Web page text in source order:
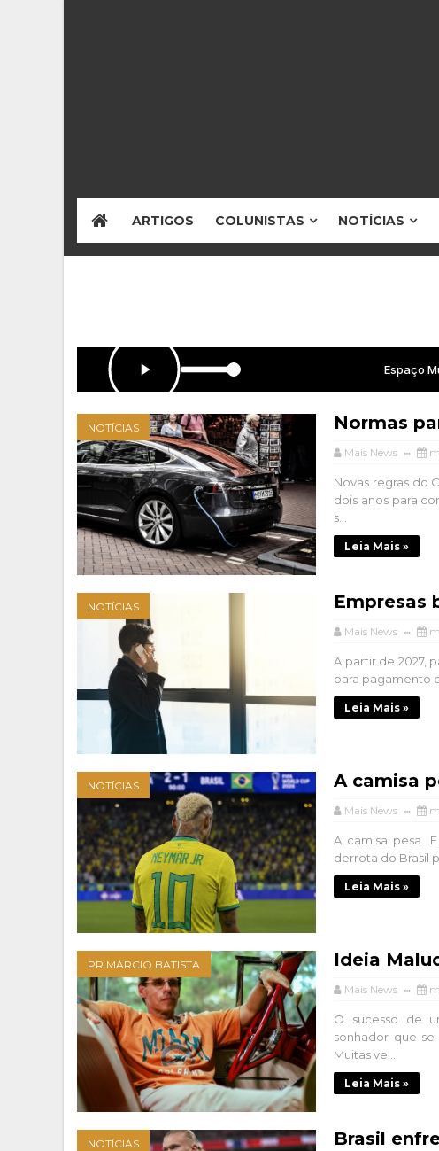
ARTIGOS COLUNISTAS NOTÍCIAS
NOTÍCIAS Normas
Mais News
Novas regras do
dois anos para
s...
Leia Mais »
NOTÍCIAS Empresas
Mais News
A partir de 2027,
para pagamento
Leia Mais »
NOTÍCIAS A camisa
Mais News
A camisa pesa.
derrota do Brasil
Leia Mais »
PR MÁRCIO BATISTA Ideia
Mais News
O sucesso de
sonhador que
Muitas ve...
Leia Mais »
NOTÍCIAS Brasil